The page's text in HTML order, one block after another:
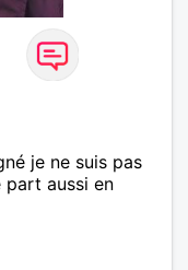
je ne suis pas
part aussi en